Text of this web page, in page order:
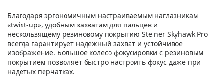
Благодаря эргономичным настраиваемым наглазникам
«twist-up», удобным захватам для пальцев и
нескользящему резиновому покрытию Steiner Skyhawk Pro
всегда гарантирует надежный захват и устойчивое
изображение. Большое колесо фокусировки с резиновым
покрытием позволяет быстро настроить фокус даже при
надетых перчатках.